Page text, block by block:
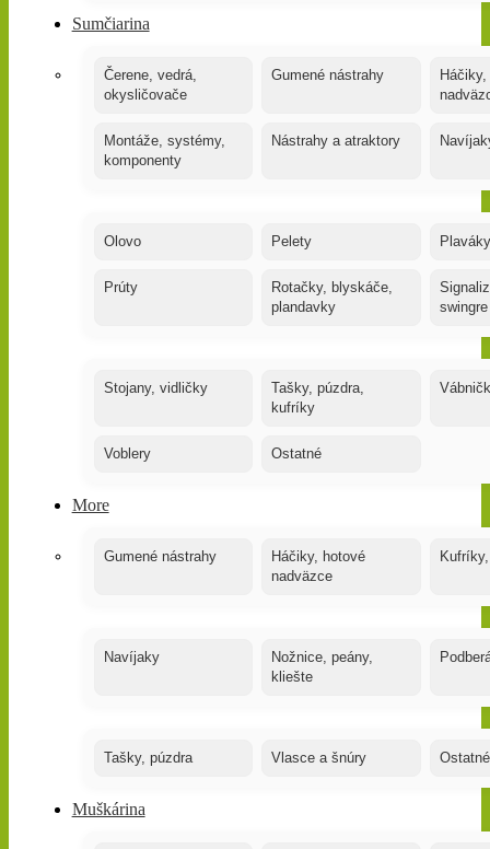
Sumčiarina
Čerene, vedrá,
okysličovače
Gumené nástrahy
Montáže, systémy,
komponenty
Nástrahy a atraktory
Olovo Pelety
Prúty
Rotačky, blyskáče,
plandavky
swingre
Stojany, vidličky
Tašky, púzdra,
kufríky
Voblery Ostatné
More
Gumené nástrahy
Háčiky, hotové
nadväzce
Navíjaky
Nožnice, peány,
kliešte
Tašky, púzdra Vlasce a šnúry Ostatné
Muškárina